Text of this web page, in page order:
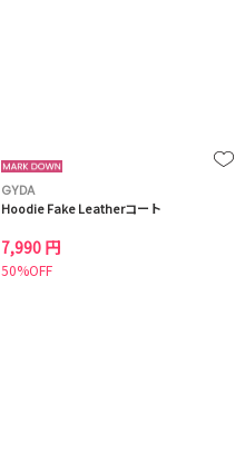
GYDA
Hoodie Fake Leatherコート
7,990 円
50%OFF